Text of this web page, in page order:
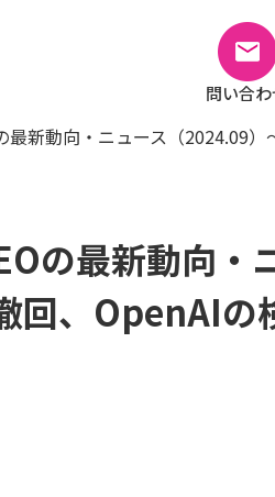
問い合わ
最新動向・ニュース（2024.09
の最新動向・
回、OpenAIの